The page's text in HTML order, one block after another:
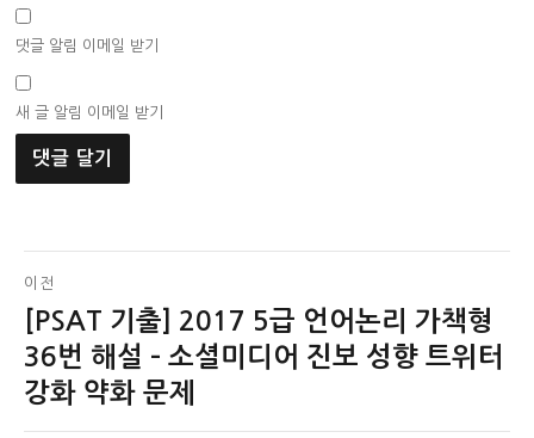
댓글 알림 이메일 받기
새 글 알림 이메일 받기
글
탐
색
이전
이
전
글:
[PSAT 기출] 2017 5급 언어논리 가책형
36번 해설 – 소셜미디어 진보 성향 트위터
강화 약화 문제